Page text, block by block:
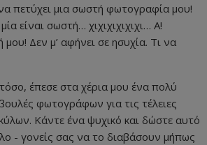
πετύχει μια σωστή φωτογραφία μου!
είναι σωστή… χιχιχιχιχιχι… Α!
μου! Δεν μ’ αφήνει σε ησυχία. Τι να
έπεσε στα χέρια μου ένα πολύ
φωτογράφων για τις τέλειες
Κάντε ένα ψυχικό και δώστε αυτό
- γονείς σας να το διαβάσουν μήπως